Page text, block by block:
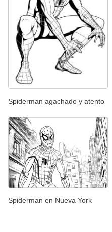
Spiderman agachado y atento
Spiderman en Nueva York